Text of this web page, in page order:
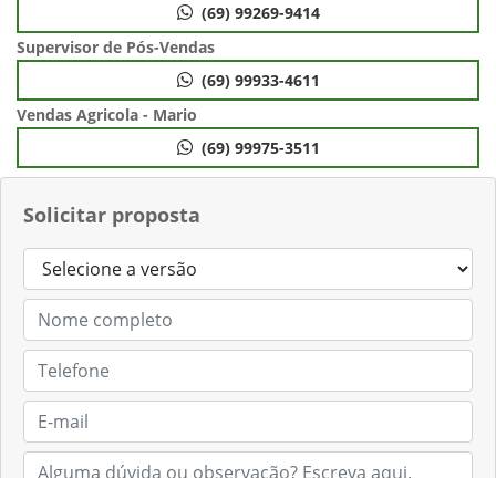
Solicitar proposta
(69) 99269-9414
Supervisor de Pós-Vendas
(69) 99933-4611
Vendas Agricola - Mario
(69) 99975-3511